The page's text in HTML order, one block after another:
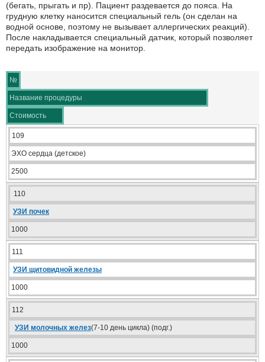
(бегать, прыгать и пр). Пациент раздевается до пояса. На
грудную клетку наносится специальный гель (он сделан на
водной основе, поэтому не вызывает аллергических реакций).
После накладывается специальный датчик, который позволяет
передать изображение на монитор.
№
Название процедуры
Стоимость
109
ЭХО сердца (детское)
2500
110
УЗИ почек
1000
111
УЗИ щитовидной железы
1000
112
УЗИ молочных желез(7-10 день цикла) (подг.)
1000